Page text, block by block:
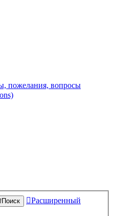
пожелания, вопросы
Поиск
Расширенный